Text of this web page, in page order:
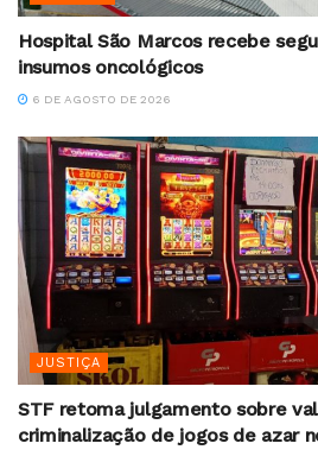
Hospital São Marcos recebe
insumos oncológicos
6 DE AGOSTO DE 2026
JUSTIÇA
STF retoma julgamento sobre
criminalização de jogos de azar